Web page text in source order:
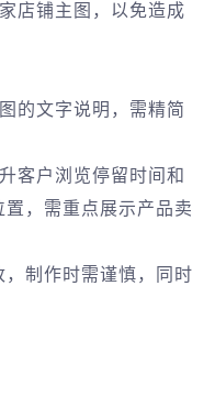
店铺主图，以免造成
的文字说明，需精简
客户浏览停留时间和
，需重点展示产品卖
制作时需谨慎，同时